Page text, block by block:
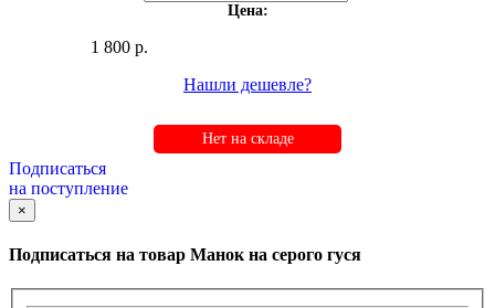
Цена:
1 800 р.
Нашли дешевле?
Нет на складе
Подписаться
на поступление
×
Подписаться на товар Манок на серого гуся